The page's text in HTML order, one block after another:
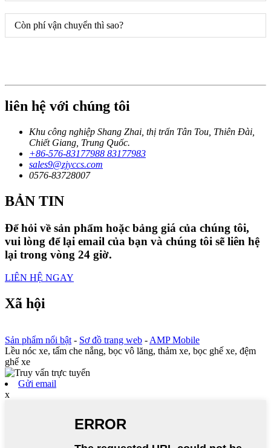
Còn phí vận chuyển thì sao?
liên hệ với chúng tôi
Khu công nghiệp Shang Zhai, thị trấn Tân Tou, Thiên Đài,
Chiết Giang, Trung Quốc.
+86-576-83177988 83177983
sales9@zjyccs.com
0576-83728007
BẢN TIN
Để hỏi về sản phẩm hoặc bảng giá của chúng tôi,
vui lòng để lại email của bạn và chúng tôi sẽ liên hệ
lại trong vòng 24 giờ.
LIÊN HỆ NGAY
Xã hội
Sản phẩm nổi bật - Sơ đồ trang web - AMP Mobile
Lều nóc xe, tấm che nắng, bọc vô lăng, thảm xe, bọc ghế xe, đệm
ghế xe
Gửi email
x